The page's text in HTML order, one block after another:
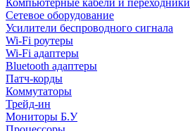
Компьютерные кабели и переходники
Сетевое оборудование
Усилители беспроводного сигнала
Wi-Fi роутеры
Wi-Fi адаптеры
Bluetooth адаптеры
Патч-корды
Коммутаторы
Трейд-ин
Мониторы Б.У